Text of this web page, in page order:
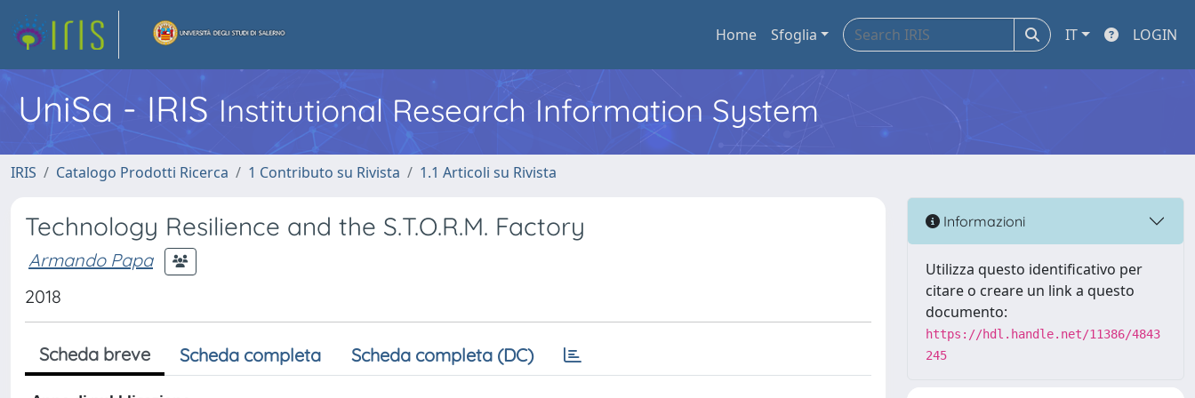
Home Sfoglia IT LOGIN
UniSa - IRIS Institutional Research Information System
IRIS Catalogo Prodotti Ricerca 1 Contributo su Rivista 1.1 Articoli su Rivista
Technology Resilience and the S.T.O.R.M. Factory
Armando Papa
2018
Scheda breve Scheda completa Scheda completa (DC)
Informazioni
Utilizza questo identificativo per
citare o creare un link a questo
documento:
https://hdl.handle.net/11386/4843
245